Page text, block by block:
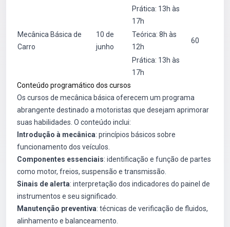
Prática: 13h às
17h
Mecânica Básica de
Carro
10 de
junho
Teórica: 8h às
12h
60
Prática: 13h às
17h
Conteúdo programático dos cursos
Os cursos de mecânica básica oferecem um programa
abrangente destinado a motoristas que desejam aprimorar
suas habilidades. O conteúdo inclui:
Introdução à mecânica: princípios básicos sobre
funcionamento dos veículos.
Componentes essenciais: identificação e função de partes
como motor, freios, suspensão e transmissão.
Sinais de alerta: interpretação dos indicadores do painel de
instrumentos e seu significado.
Manutenção preventiva: técnicas de verificação de fluidos,
alinhamento e balanceamento.